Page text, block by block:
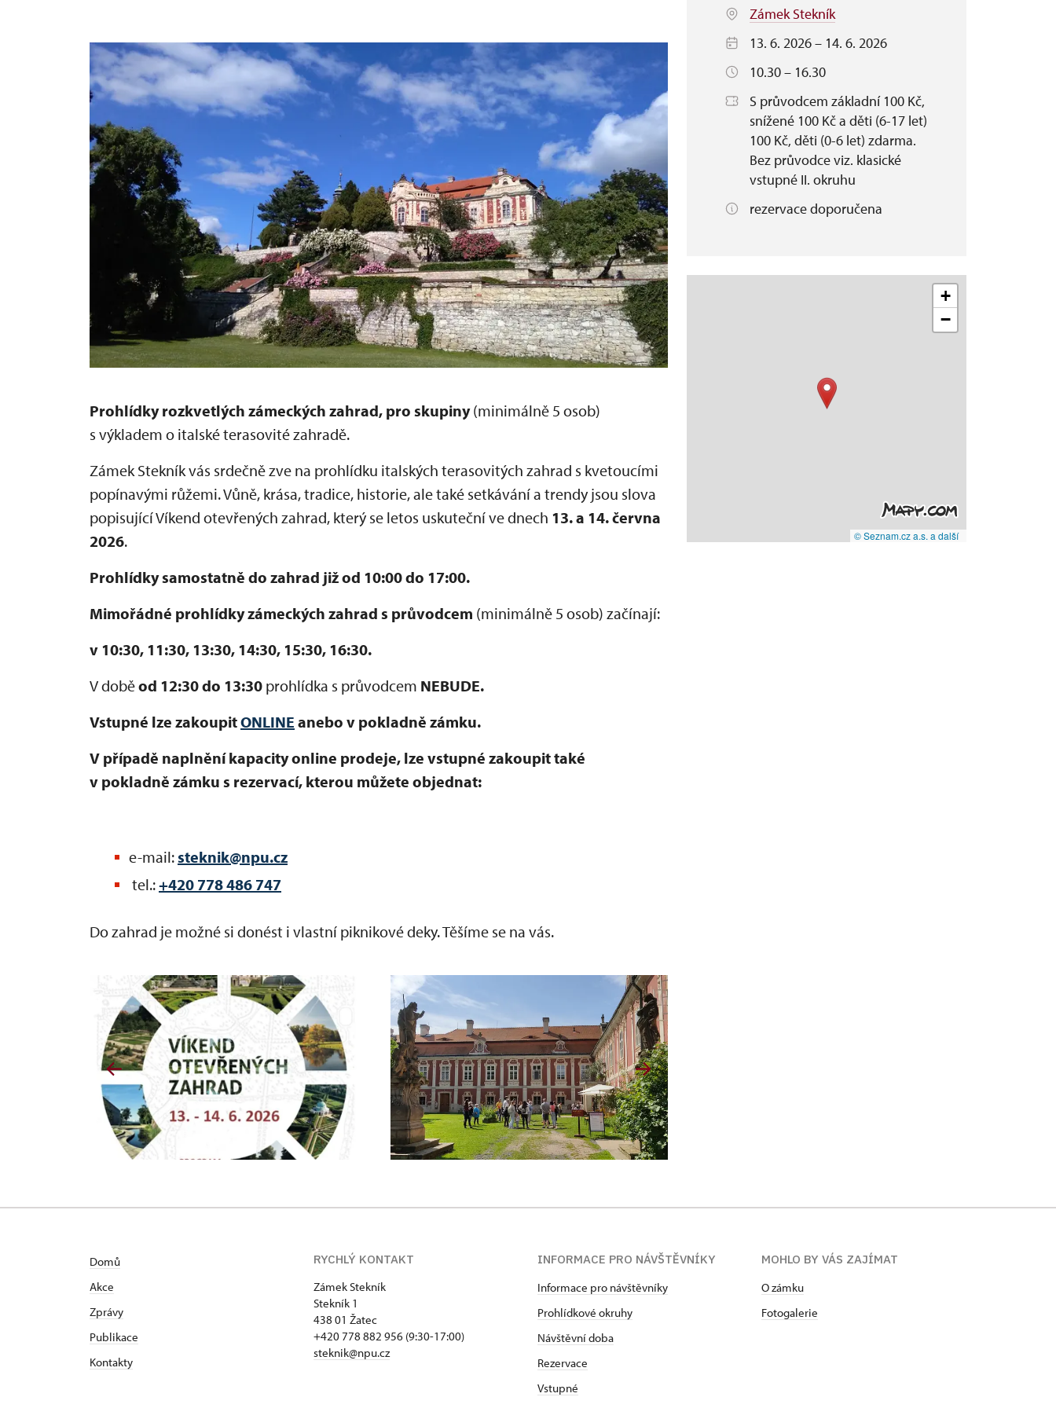
Prohlídky rozkvetlých zámeckých zahrad, pro skupiny(minimálně 5 osob)
s výkladem o italské terasovité zahradě.
Zámek Stekník vás srdečně zve na prohlídku italských terasovitých zahrad s kvetoucími
popínavými růžemi. Vůně, krása, tradice, historie, ale také setkávání a trendy jsou slova
popisující Víkend otevřených zahrad, který se letos uskuteční ve dnech 13. a 14. června
2026.
Prohlídky samostatně do zahrad již od 10:00 do 17:00.
Mimořádné prohlídky zámeckých zahrad s průvodcem (minimálně 5 osob) začínají:
v 10:30, 11:30, 13:30, 14:30, 15:30, 16:30.
V doběod 12:30 do 13:30 prohlídka s průvodcem NEBUDE.
Vstupné lze zakoupitONLINE anebo v pokladně zámku.
V případě naplnění kapacity online prodeje, lze vstupné zakoupit také
v pokladně zámku s rezervací, kterou můžete objednat:
e-mail:steknik@npu.cz
tel.:+420 778 486 747
Do zahrad je možné si donést i vlastní piknikové deky. Těšíme se na vás.
Zámek Stekník
13. 6. 2026 – 14. 6. 2026
10.30 – 16.30
S průvodcem základní 100 Kč,
snížené 100 Kč a děti (6-17 let)
100 Kč, děti (0-6 let) zdarma.
Bez průvodce viz. klasické
vstupné II. okruhu
rezervace doporučena
+
−
© Seznam.cz a.s. a další
Domů
Akce
Zprávy
Publikace
Kontakty
RYCHLÝ KONTAKT
Zámek Stekník
Stekník 1
438 01 Žatec
+420 778 882 956 (9:30-17:00)
steknik@npu.cz
INFORMACE PRO NÁVŠTĚVNÍKY
Informace pro návštěvníky
Prohlídkové okruhy
Návštěvní doba
Rezervace
Vstupné
MOHLO BY VÁS ZAJÍMAT
O zámku
Fotogalerie